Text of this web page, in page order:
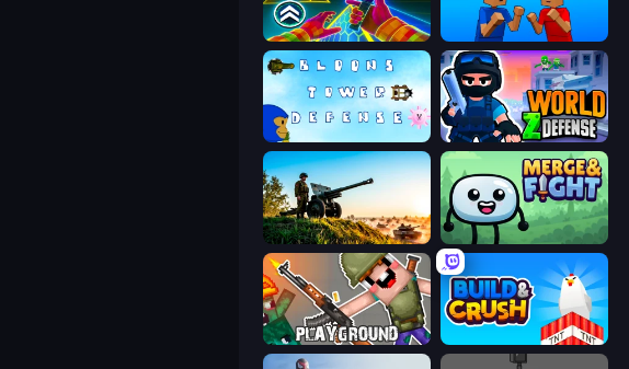
Surf GO Parkour Puppet Fighter 2 Player
World Z Defense - Zombie Defense
Artillery Vs Tanks Merge & Fight
Playground Build and Crush